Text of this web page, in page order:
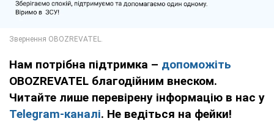
Нам потрібна підтримка – допоможіть
OBOZREVATEL благодійним внеском.
Читайте лише перевірену інформацію в нас у
Telegram-каналі. Не ведіться на фейки!